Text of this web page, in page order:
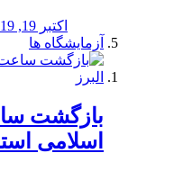
اکتبر 19, 2019
آزمایشگاه ها
بازگشت
اسلامی